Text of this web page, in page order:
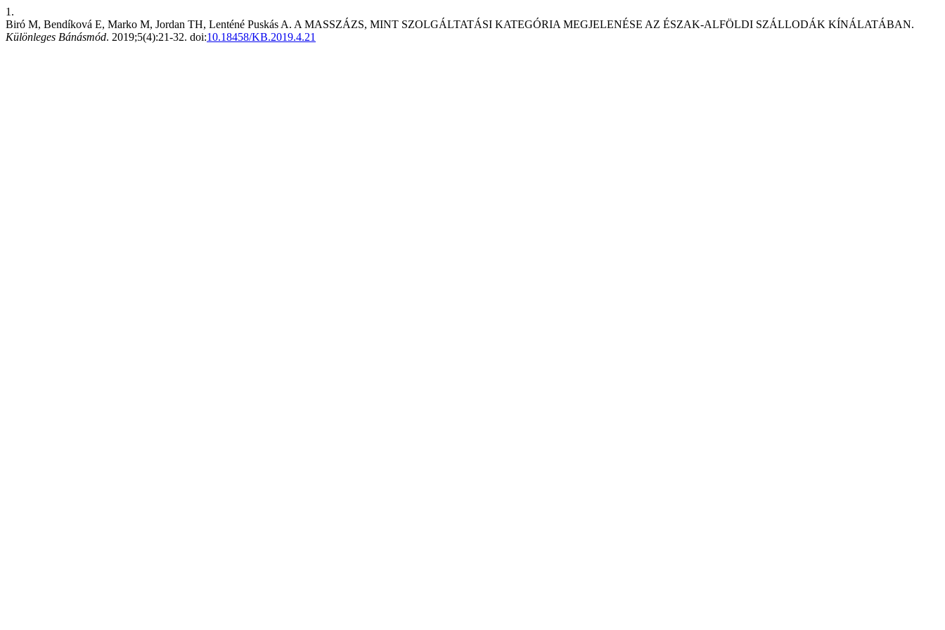
1.
Biró M, Bendíková E, Marko M, Jordan TH, Lenténé Puskás A. A MASSZÁZS, MINT SZOLGÁLTATÁSI KATEGÓRIA MEGJELENÉSE AZ ÉSZAK-ALFÖLDI SZÁLLODÁK KÍNÁLATÁBAN.
Különleges Bánásmód. 2019;5(4):21-32. doi:10.18458/KB.2019.4.21